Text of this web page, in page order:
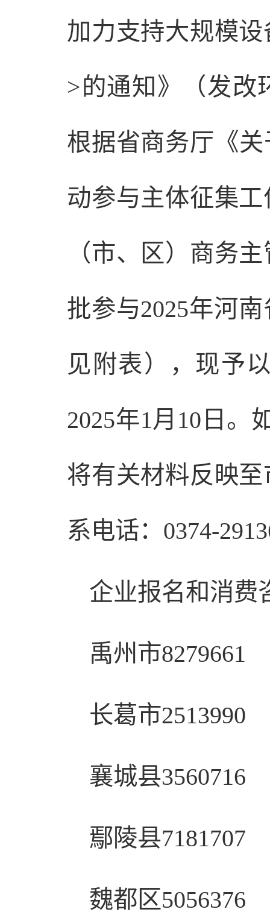
加力支持大规模
>的通知》（发改
根据省商务厅《
动参与主体征集
（市、区）商务
批参与2025年河
见附表），现予
2025年1月10日。
将有关材料反映
系电话：0374-
企业报名和消费
禹州市8279661
长葛市2513990
襄城县3560716
鄢陵县7181707
魏都区5056376